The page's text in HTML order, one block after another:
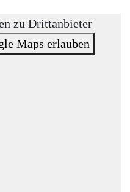
zu Drittanbieter
Maps erlauben